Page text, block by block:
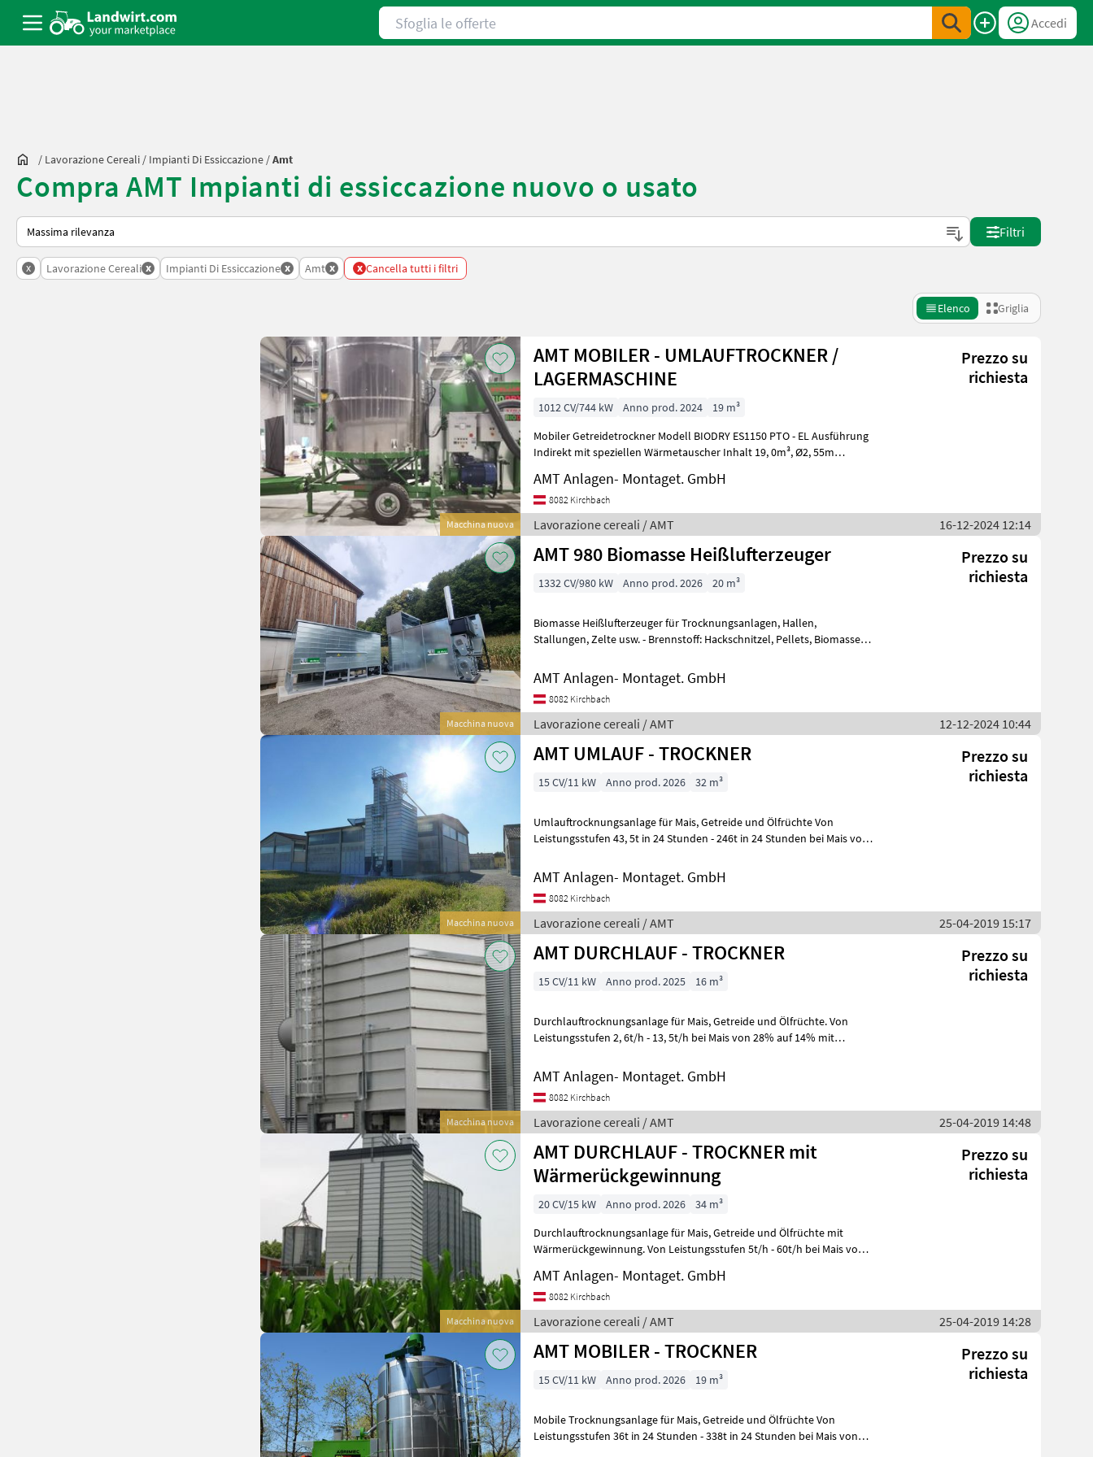
Sfoglia le offerte
Accedi
/ Lavorazione Cereali / Impianti Di Essiccazione /Amt
Compra AMT Impianti di essiccazione nuovo o usato
Ecco come viene ordinato su Landwirt.com
Filtri
x Lavorazione Cereali x Impianti Di Essiccazione x Amt x x Cancella tutti i filtri
Elenco Griglia
Macchina nuova
AMT MOBILER - UMLAUFTROCKNER /
LAGERMASCHINE
Prezzo su
richiesta
1012 CV/744 kW Anno prod. 2024
19 m³
Mobiler Getreidetrockner Modell BIODRY ES1150 PTO - EL Ausführung
Indirekt mit speziellen Wärmetauscher Inhalt 19, 0m³, Ø2, 55m
AMT Anlagen- Montaget. GmbH
8082 Kirchbach
Lavorazione cereali / AMT 16-12-2024 12:14
Macchina nuova
AMT 980 Biomasse Heißlufterzeuger
Prezzo su
richiesta
1332 CV/980 kW Anno prod. 2026 20 m³
Biomasse Heißlufterzeuger für Trocknungsanlagen, Hallen,
Stallungen, Zelte usw. - Brennstoff: Hackschnitzel, Pellets, Biomasse -
AMT Anlagen- Montaget. GmbH
8082 Kirchbach
Lavorazione cereali / AMT 12-12-2024 10:44
Macchina nuova
AMT UMLAUF - TROCKNER
Prezzo su
richiesta
15 CV/11 kW Anno prod. 2026 32 m³
Umlauftrocknungsanlage für Mais, Getreide und Ölfrüchte Von
Leistungsstufen 43, 5t in 24 Stunden - 246t in 24 Stunden bei Mais von
AMT Anlagen- Montaget. GmbH
8082 Kirchbach
Lavorazione cereali / AMT 25-04-2019 15:17
Macchina nuova
AMT DURCHLAUF - TROCKNER
Prezzo su
richiesta
15 CV/11 kW Anno prod. 2025 16 m³
Durchlauftrocknungsanlage für Mais, Getreide und Ölfrüchte. Von
Leistungsstufen 2, 6t/h - 13, 5t/h bei Mais von 28% auf 14% mit
AMT Anlagen- Montaget. GmbH
8082 Kirchbach
Lavorazione cereali / AMT 25-04-2019 14:48
Macchina nuova
AMT DURCHLAUF - TROCKNER mit
Wärmerückgewinnung
Prezzo su
richiesta
20 CV/15 kW Anno prod. 2026
34 m³
Durchlauftrocknungsanlage für Mais, Getreide und Ölfrüchte mit
Wärmerückgewinnung. Von Leistungsstufen 5t/h - 60t/h bei Mais von
AMT Anlagen- Montaget. GmbH
8082 Kirchbach
Lavorazione cereali / AMT 25-04-2019 14:28
AMT MOBILER - TROCKNER
Prezzo su
richiesta
15 CV/11 kW Anno prod. 2026 19 m³
Mobile Trocknungsanlage für Mais, Getreide und Ölfrüchte Von
Leistungsstufen 36t in 24 Stunden - 338t in 24 Stunden bei Mais von